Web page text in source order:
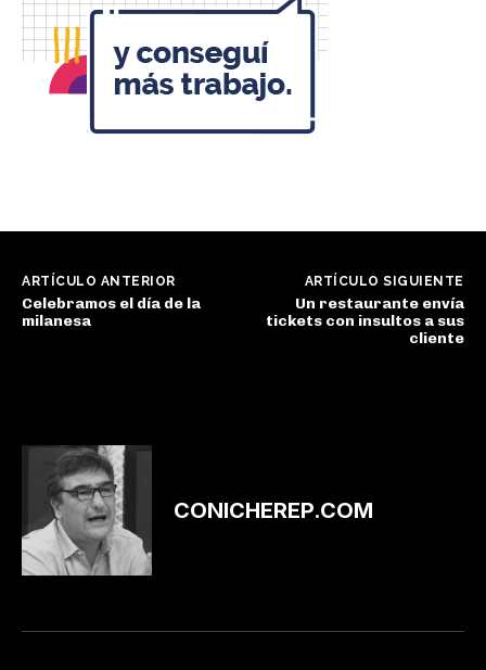
ARTÍCULO ANTERIOR
Celebramos el día de la
milanesa
ARTÍCULO SIGUIENTE
Un restaurante envía
tickets con insultos a sus
cliente
CONICHEREP.COM